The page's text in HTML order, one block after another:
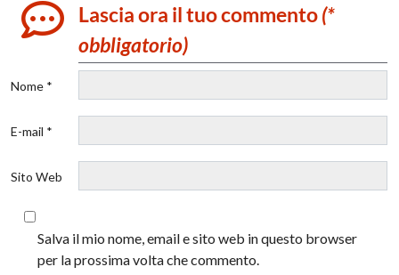
Lascia ora il tuo commento(*
obbligatorio)
Nome *
E-mail *
Sito Web
Salva il mio nome, email e sito web in questo browser
per la prossima volta che commento.